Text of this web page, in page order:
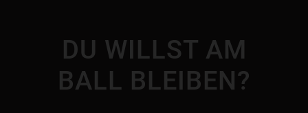
DU WILLST AM
BALL BLEIBEN?